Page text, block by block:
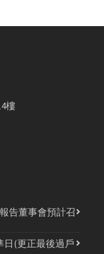
樓
告董事會預計召
日(更正最後過戶